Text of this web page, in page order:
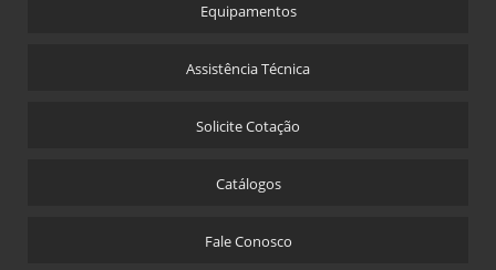
Equipamentos
Assistência Técnica
Solicite Cotação
Catálogos
Fale Conosco